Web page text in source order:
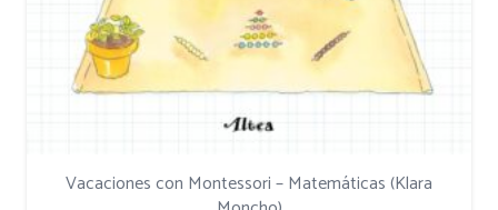
Vacaciones con Montessori – Matemáticas (Klara